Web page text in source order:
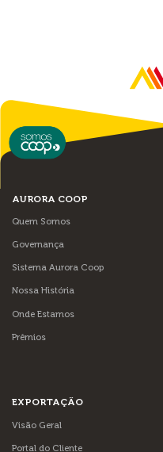
AURORA COOP
Quem Somos
Governança
Sistema Aurora Coop
Nossa História
Onde Estamos
Prêmios
EXPORTAÇÃO
Visão Geral
Portal do Cliente